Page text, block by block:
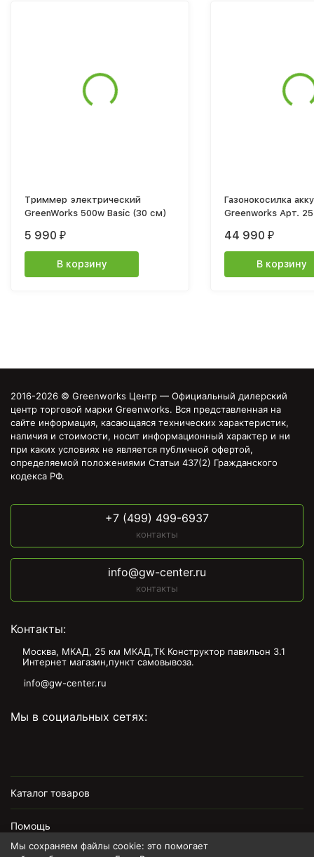
Триммер электрический
GreenWorks 500w Basic (30 см)
5 990 ₽
В корзину
Газонокосилка
Greenworks Арт.
бесщеточная, без
44 990 ₽
В корзину
2016-2026 © Greenworks Центр — Официальный дилерский
центр торговой марки Greenworks. Вся представленная на
сайте информация, касающаяся технических характеристик,
наличия и стоимости, носит информационный характер и ни
при каких условиях не является публичной офертой,
определяемой положениями Статьи 437(2) Гражданского
кодекса РФ.
+7 (499) 499-6937
контакты
info@gw-center.ru
контакты
Контакты:
Москва, МКАД, 25 км МКАД,ТК Конструктор павильон З.1
Интернет магазин,пункт самовывоза.
info@gw-center.ru
Мы в социальных сетях:
Каталог товаров
Помощь
Мы сохраняем файлы cookie: это помогает